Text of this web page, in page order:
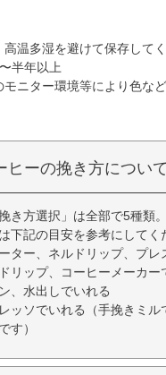
温多湿を避けて保存してく
半年以上
ニター環境等により色な
ヒーの挽き方について
き方選択」は全部で5種類
下記の目安を参考にしてく
ター、ネルドリップ、プレ
リップ、コーヒーメーカー
、水出しでいれる
ッソでいれる（手挽きミル
す）